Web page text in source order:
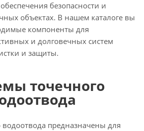
безопасности и
объектах. В нашем каталоге вы
компоненты для
и долговечных систем
и защиты.
точечного
предназначены для